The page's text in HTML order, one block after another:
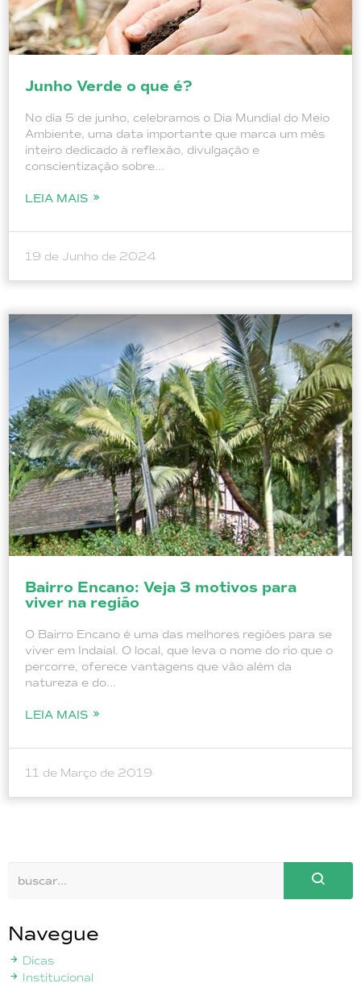
Junho Verde o que é?
No dia 5 de junho, celebramos o Dia Mundial do Meio
Ambiente, uma data importante que marca um mês
inteiro dedicado à reflexão, divulgação e
conscientização sobre...
LEIA MAIS
19 de Junho de 2024
Bairro Encano: Veja 3 motivos para
viver na região
O Bairro Encano é uma das melhores regiões para se
viver em Indaial. O local, que leva o nome do rio que o
percorre, oferece vantagens que vão além da
natureza e do...
LEIA MAIS
11 de Março de 2019
Navegue
Dicas
Institucional